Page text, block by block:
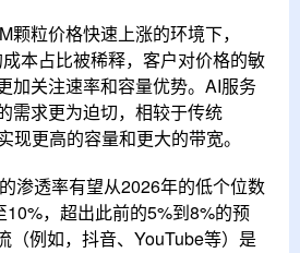
粒价格快速上涨的环境下，
本占比被稀释，客户对价格的敏
加关注速率和容量优势。AI服务
需求更为迫切，相较于传统
现更高的容量和更大的带宽。
渗透率有望从2026年的低个位数
，超出此前的5%到8%的预
（例如，抖音、YouTube等）是